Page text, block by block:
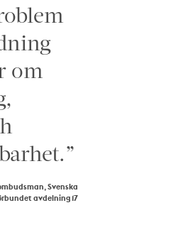
om
Svenska
avdelning 17